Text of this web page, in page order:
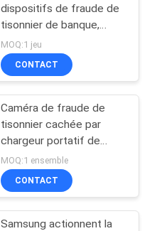
dispositifs de fraude de
tisonnier de banque,
dimension compacte de
lecteur de cartes de
tisonnier
MOQ:1 jeu
CONTACT
Caméra de fraude de
tisonnier cachée par
chargeur portatif de
banque de puissance de
dispositifs de tisonnier
d'Akk CVK
MOQ:1 ensemble
CONTACT
Samsung actionnent la